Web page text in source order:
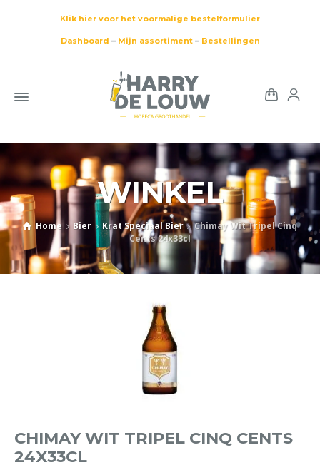
Klik hier voor het voormalige bestelformulier
Dashboard – Mijn assortiment– Bestellingen
WINKEL
Home Bier Krat Speciaal Bier
Chimay Wit Tripel Cinq
Cents 24x33cl
CHIMAY WIT TRIPEL CINQ CENTS
24X33CL